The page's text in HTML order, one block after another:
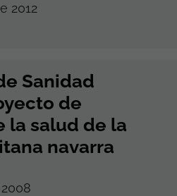
2012
Sanidad
de
la salud de la
navarra